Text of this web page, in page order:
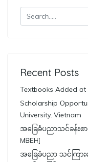
Recent Posts
Textbooks Added
Scholarship
University, Vietnam
အခြေခံပညာသင်ခန်းစာ
MBEH]
အခြေခံပညာ သင်ကြ